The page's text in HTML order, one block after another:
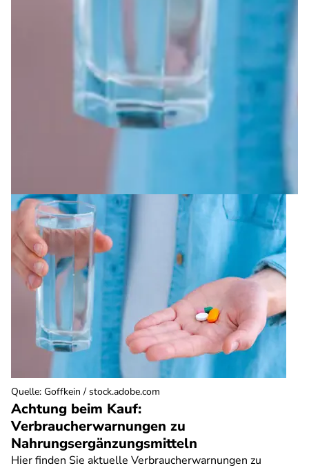
Achtung beim Kauf:
Verbraucherwarnungen zu
Nahrungsergänzungsmitteln
Hier finden Sie aktuelle Verbraucherwarnungen zu
Quelle: Goffkein / stock.adobe.com